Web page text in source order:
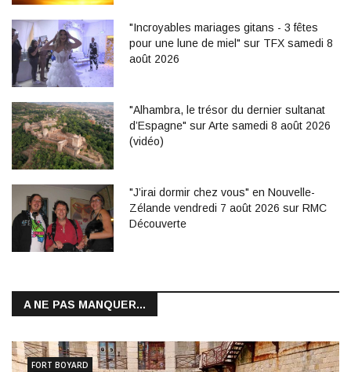
"Incroyables mariages gitans - 3 fêtes
pour une lune de miel" sur TFX samedi 8
août 2026
"Alhambra, le trésor du dernier sultanat
d’Espagne" sur Arte samedi 8 août 2026
(vidéo)
"J’irai dormir chez vous" en Nouvelle-
Zélande vendredi 7 août 2026 sur RMC
Découverte
A NE PAS MANQUER...
FORT BOYARD